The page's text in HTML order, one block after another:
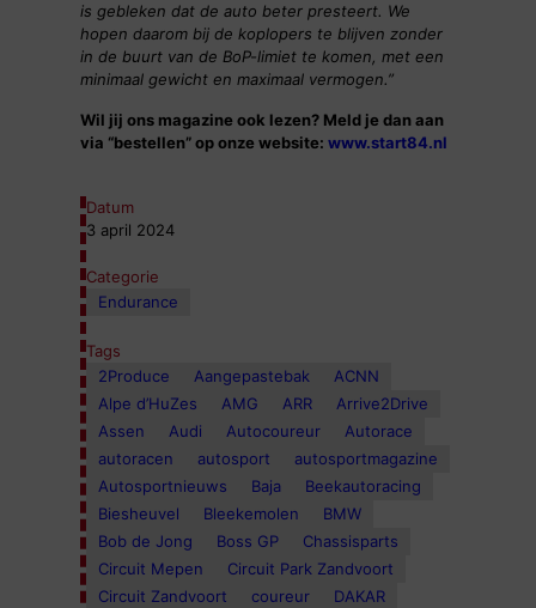
is gebleken dat de auto beter presteert. We
hopen daarom bij de koplopers te blijven zonder
in de buurt van de BoP-limiet te komen, met een
minimaal gewicht en maximaal vermogen.”
Wil jij ons magazine ook lezen? Meld je dan aan
via “bestellen” op onze website: www.start84.nl
Datum
3 april 2024
Categorie
Endurance
Tags
2Produce
Aangepastebak
ACNN
Alpe d’HuZes
AMG ARR
Arrive2Drive
Assen
Audi Autocoureur
Autorace
autoracen
autosport
autosportmagazine
Autosportnieuws
Baja
Beekautoracing
Biesheuvel
Bleekemolen
BMW
Bob de Jong
Boss GP
Chassisparts
Circuit Mepen
Circuit Park Zandvoort
Circuit Zandvoort
coureur DAKAR